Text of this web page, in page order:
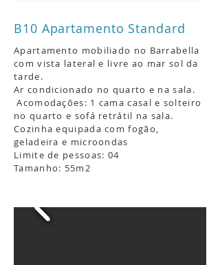
B10 Apartamento Standard
Apartamento mobiliado no Barrabella
com vista lateral e livre ao mar sol da
tarde.
Ar condicionado no quarto e na sala.
Acomodações: 1 cama casal e solteiro
no quarto e sofá retrátil na sala.
Cozinha equipada com fogão,
geladeira e microondas
Limite de pessoas: 04
Tamanho: 55m2